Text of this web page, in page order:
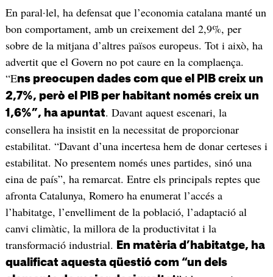
En paral·lel, ha defensat que l’economia catalana manté un
bon comportament, amb un creixement del 2,9%, per
sobre de la mitjana d’altres països europeus. Tot i això, ha
advertit que el Govern no pot caure en la complaença.
“Ens preocupen dades com que el PIB creix un
2,7%, però el PIB per habitant només creix un
1,6%”, ha apuntat. Davant aquest escenari, la
consellera ha insistit en la necessitat de proporcionar
estabilitat. “Davant d’una incertesa hem de donar certeses i
estabilitat. No presentem només unes partides, sinó una
eina de país”, ha remarcat. Entre els principals reptes que
afronta Catalunya, Romero ha enumerat l’accés a
l’habitatge, l’envelliment de la població, l’adaptació al
canvi climàtic, la millora de la productivitat i la
transformació industrial.
En matèria d’habitatge, ha
qualificat aquesta qüestió com “un dels